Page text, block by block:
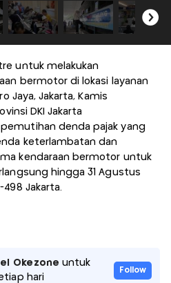
untuk melakukan
bermotor di lokasi layanan
Jaya, Jakarta, Kamis
DKI Jakarta
denda pajak yang
keterlambatan dan
kendaraan bermotor untuk
hingga 31 Agustus
498 Jakarta.
Okezone untuk
hari
Follow